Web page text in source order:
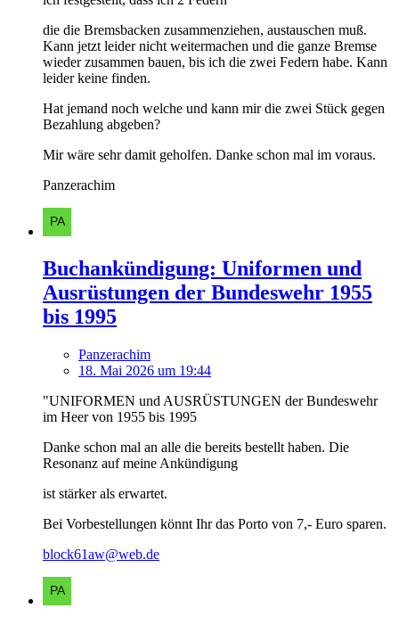
die die Bremsbacken zusammenziehen, austauschen muß.
Kann jetzt leider nicht weitermachen und die ganze Bremse
wieder zusammen bauen, bis ich die zwei Federn habe. Kann
leider keine finden.
Hat jemand noch welche und kann mir die zwei Stück gegen
Bezahlung abgeben?
Mir wäre sehr damit geholfen. Danke schon mal im voraus.
Panzerachim
Buchankündigung: Uniformen und
Ausrüstungen der Bundeswehr 1955
bis 1995
Panzerachim
18. Mai 2026 um 19:44
"UNIFORMEN und AUSRÜSTUNGEN der Bundeswehr
im Heer von 1955 bis 1995
Danke schon mal an alle die bereits bestellt haben. Die
Resonanz auf meine Ankündigung
ist stärker als erwartet.
Bei Vorbestellungen könnt Ihr das Porto von 7,- Euro sparen.
block61aw@web.de